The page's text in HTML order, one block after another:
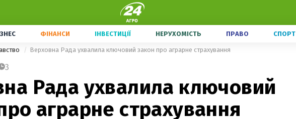
ФІНАНСИ ІНВЕСТИЦІЇ НЕРУХОМІСТЬ ПРАВО СПОРТ
Верховна Рада ухвалила ключовий закон про аграрне страхування
3
Рада ухвалила ключовий
аграрне страхування